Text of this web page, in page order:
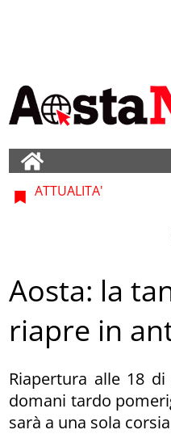
ATTUALITA'
Aosta: la
riapre in
Riapertura alle 18
domani tardo
sarà a una sola corsia